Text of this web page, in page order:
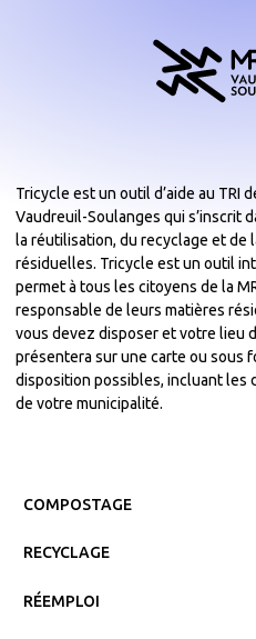
Tricycle est un outil d’aide au TRI
Vaudreuil-Soulanges qui s’inscrit
la réutilisation, du recyclage et de
résiduelles. Tricycle est un outil
permet à tous les citoyens de la
responsable de leurs matières
vous devez disposer et votre lieu
présentera sur une carte ou sous
disposition possibles, incluant
de votre municipalité.
COMPOSTAGE
RECYCLAGE
RÉEMPLOI